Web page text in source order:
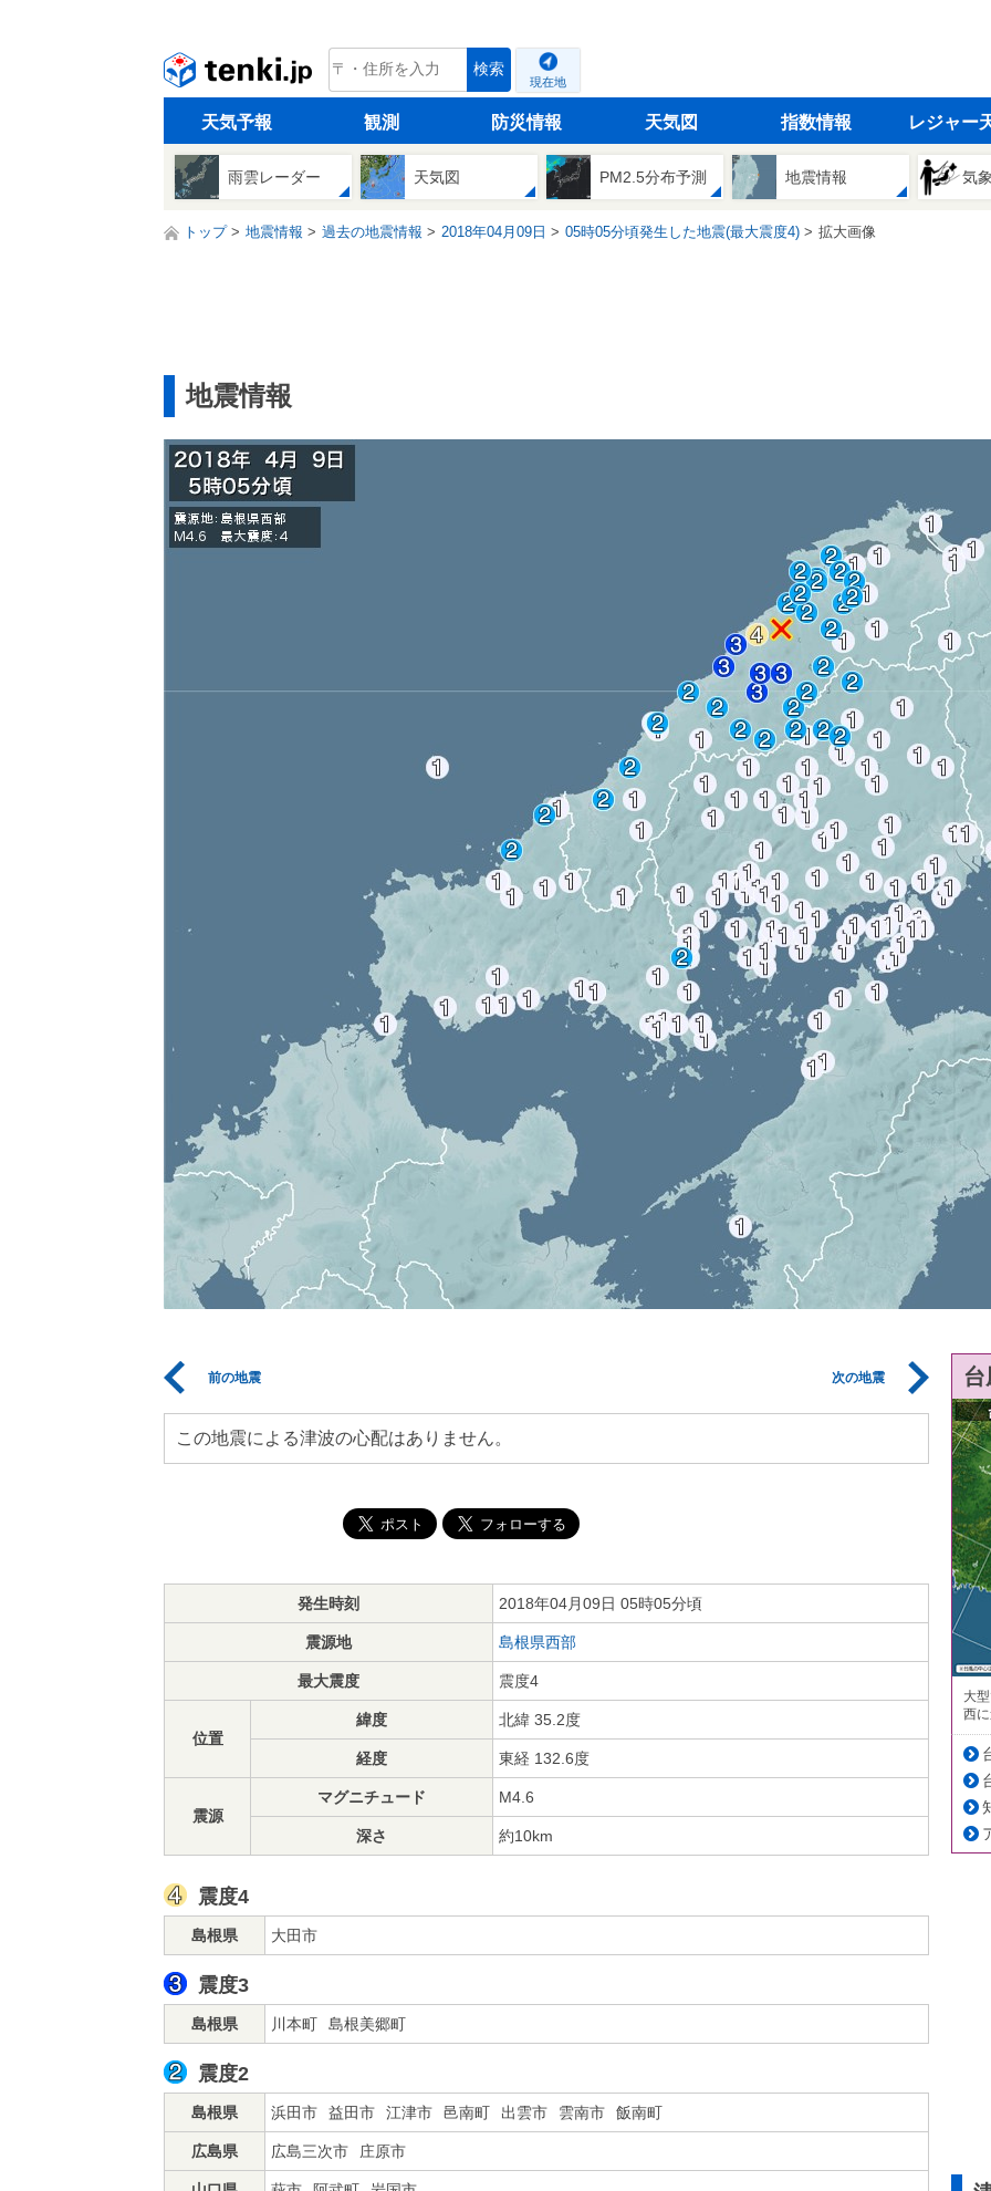
tenki.jp 検索
現在地
天気予報 観測 防災情報 天気図 指数情報 レジャー
雨雲レーダー 天気図 PM2.5分布予測 地震情報 気
トップ 地震情報 過去の地震情報 2018年04月09日 05時05分頃発生した地震(最大震度4) 拡大画像
地震情報
前の地震 次の地震
この地震による津波の心配はありません。
発生時刻 2018年04月09日 05時05分頃
震源地 島根県西部
最大震度 震度4
位置
緯度 北緯 35.2度
経度 東経 132.6度
震源
マグニチュード M4.6
深さ 約10km
震度4
島根県 大田市
震度3
島根県 川本町 島根美郷町
震度2
島根県 浜田市 益田市 江津市 邑南町 出雲市 雲南市 飯南町
広島県 広島三次市 庄原市
大
西